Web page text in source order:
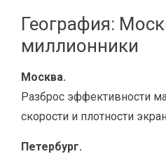
География:
миллионники
Москва.
Разброс эффективности
скорости и плотности
Петербург.